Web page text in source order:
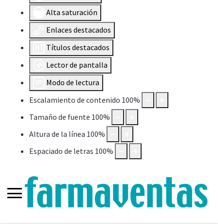
Alta saturación
Enlaces destacados
Títulos destacados
Lector de pantalla
Modo de lectura
Escalamiento de contenido 100%
Tamaño de fuente 100%
Altura de la línea 100%
Espaciado de letras 100%